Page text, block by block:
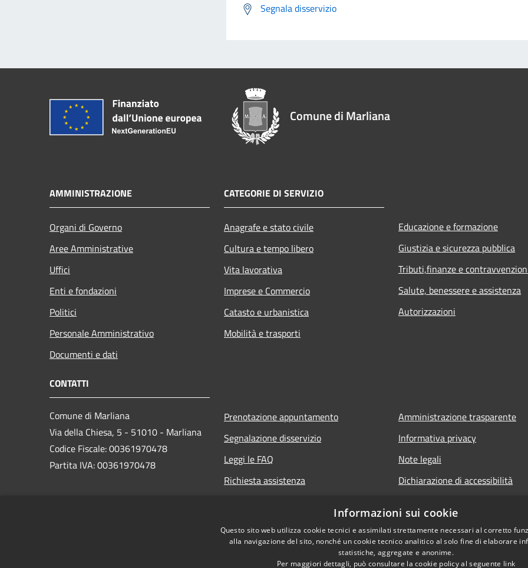
Segnala disservizio
Comune di Marliana
AMMINISTRAZIONE
Organi di Governo
Aree Amministrative
Uffici
Enti e fondazioni
Politici
Personale Amministrativo
Documenti e dati
CATEGORIE DI SERVIZIO
Anagrafe e stato civile
Cultura e tempo libero
Vita lavorativa
Imprese e Commercio
Catasto e urbanistica
Mobilità e trasporti
Educazione e formazione
Giustizia e sicurezza pubblica
Tributi,finanze e
Salute, benessere e assistenza
Autorizzazioni
CONTATTI
Comune di Marliana
Via della Chiesa, 5 - 51010 - Marliana
Codice Fiscale: 00361970478
Partita IVA: 00361970478
Prenotazione appuntamento
Segnalazione disservizio
Leggi le FAQ
Richiesta assistenza
Amministrazione trasparente
Informativa privacy
Note legali
Dichiarazione di accessibilità
Informazioni sui cookie
Questo sito web utilizza cookie tecnici e assimilati strettamente necessari al corretto
alla navigazione del sito, nonché un cookie tecnico analitico al solo fine di elaborare
statistiche, aggregate e anonime.
Per maggiori dettagli, può consultare la cookie policy al seguente link